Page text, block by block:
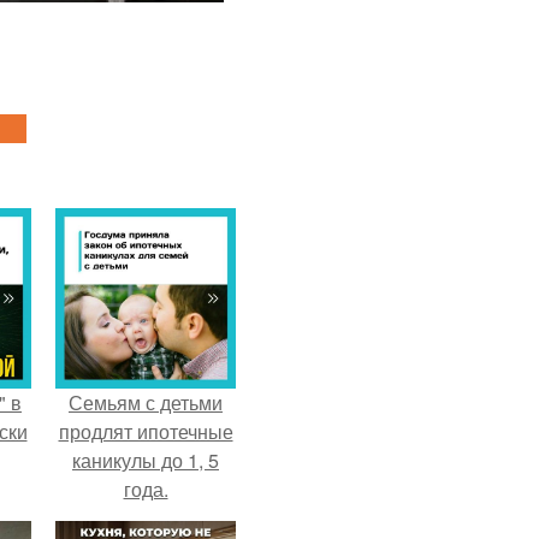
в
Семьям с детьми
продлят ипотечные
каникулы до 1, 5
года.